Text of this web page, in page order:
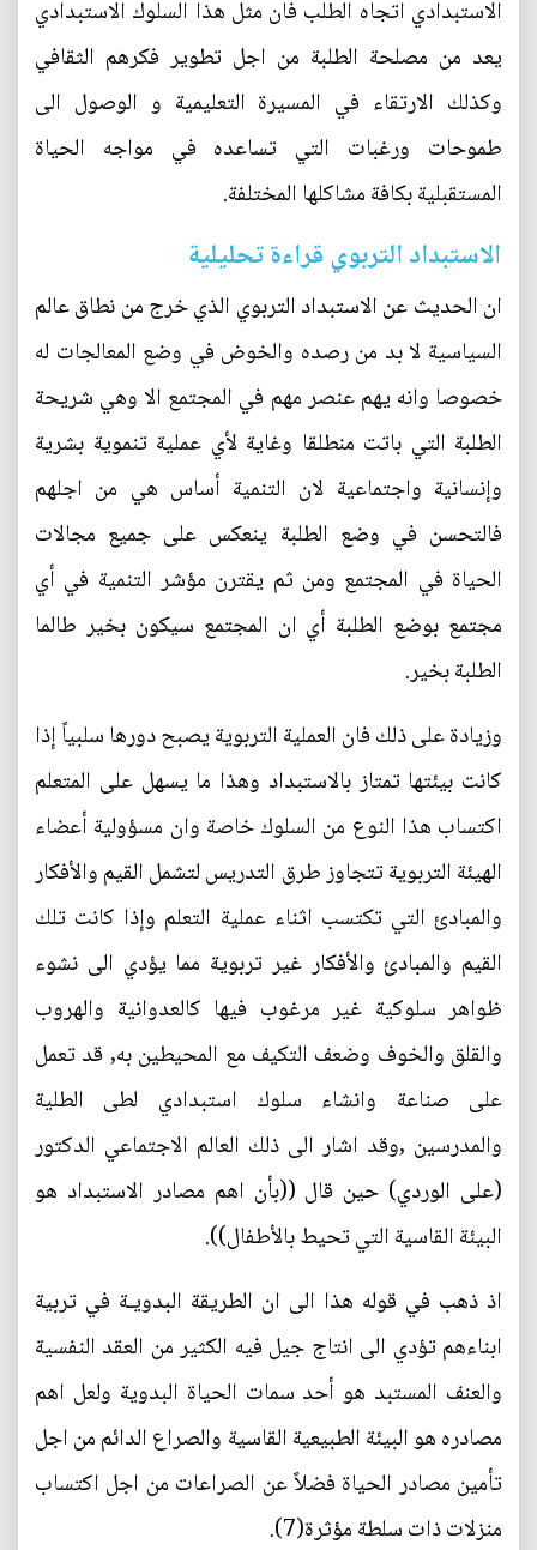
الاستبدادي اتجاه الطلب فان مثل هذا السلوك الاستبدادي
يعد من مصلحة الطلبة من اجل تطوير فكرهم الثقافي
وكذلك الارتقاء في المسيرة التعليمية و الوصول الى
طموحات ورغبات التي تساعده في مواجه الحياة
المستقبلية بكافة مشاكلها المختلفة.
الاستبداد التربوي قراءة تحليلية
ان الحديث عن الاستبداد التربوي الذي خرج من نطاق عالم
السياسية لا بد من رصده والخوض في وضع المعالجات له
خصوصا وانه يهم عنصر مهم في المجتمع الا وهي شريحة
الطلبة التي باتت منطلقا وغاية لأي عملية تنموية بشرية
وإنسانية واجتماعية لان التنمية أساس هي من اجلهم
فالتحسن في وضع الطلبة ينعكس على جميع مجالات
الحياة في المجتمع ومن ثم يقترن مؤشر التنمية في أي
مجتمع بوضع الطلبة أي ان المجتمع سيكون بخير طالما
الطلبة بخير.
وزيادة على ذلك فان العملية التربوية يصبح دورها سلبياً إذا
كانت بيئتها تمتاز بالاستبداد وهذا ما يسهل على المتعلم
اكتساب هذا النوع من السلوك خاصة وان مسؤولية أعضاء
الهيئة التربوية تتجاوز طرق التدريس لتشمل القيم والأفكار
والمبادئ التي تكتسب اثناء عملية التعلم وإذا كانت تلك
القيم والمبادئ والأفكار غير تربوية مما يؤدي الى نشوء
ظواهر سلوكية غير مرغوب فيها كالعدوانية والهروب
والقلق والخوف وضعف التكيف مع المحيطين به, قد تعمل
على صناعة وانشاء سلوك استبدادي لطى الطلية
والمدرسين ,وقد اشار الى ذلك العالم الاجتماعي الدكتور
(على الوردي) حين قال ((بأن اهم مصادر الاستبداد هو
البيئة القاسية التي تحيط بالأطفال)).
اذ ذهب في قوله هذا الى ان الطريقة البدويـة في تربية
ابناءهم تؤدي الى انتاج جيل فيه الكثير من العقد النفسية
والعنف المستبد هو أحد سمات الحياة البدوية ولعل اهم
مصادره هو البيئة الطبيعية القاسية والصراع الدائم من اجل
تأمين مصادر الحياة فضلاً عن الصراعات من اجل اكتساب
منزلات ذات سلطة مؤثرة(7).